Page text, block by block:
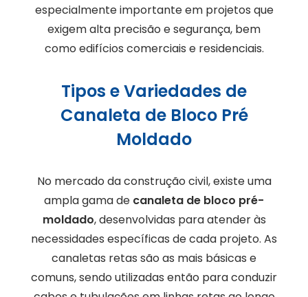
especialmente importante em projetos que
exigem alta precisão e segurança, bem
como edifícios comerciais e residenciais.
Tipos e Variedades de
Canaleta de Bloco Pré
Moldado
No mercado da construção civil, existe uma
ampla gama de canaleta de bloco pré-
moldado, desenvolvidas para atender às
necessidades específicas de cada projeto. As
canaletas retas são as mais básicas e
comuns, sendo utilizadas então para conduzir